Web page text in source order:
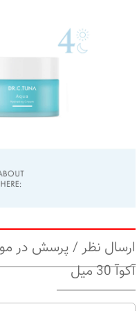
ارسال نظر / پرسش در
آکوآ 30 میل